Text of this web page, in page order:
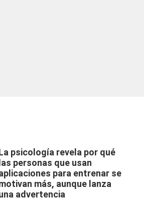
psicología revela por qué
las personas que usan
para entrenar se
más, aunque lanza
advertencia